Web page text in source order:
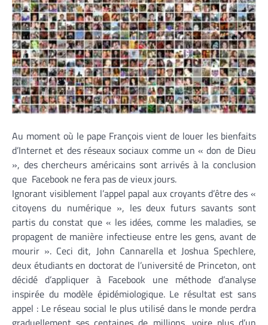
Au moment où le pape François vient de louer les bienfaits
d’Internet et des réseaux sociaux comme un « don de Dieu
», des chercheurs américains sont arrivés à la conclusion
que Facebook ne fera pas de vieux jours.
Ignorant visiblement l’appel papal aux croyants d’être des «
citoyens du numérique », les deux futurs savants sont
partis du constat que « les idées, comme les maladies, se
propagent de manière infectieuse entre les gens, avant de
mourir ». Ceci dit, John Cannarella et Joshua Spechlere,
deux étudiants en doctorat de l’université de Princeton, ont
décidé d’appliquer à Facebook une méthode d’analyse
inspirée du modèle épidémiologique. Le résultat est sans
appel : Le réseau social le plus utilisé dans le monde perdra